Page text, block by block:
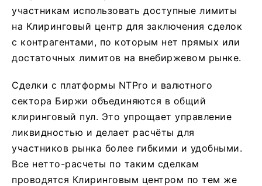
участникам использовать доступные лимиты
на Клиринговый центр для заключения сделок
с контрагентами, по которым нет прямых или
достаточных лимитов на внебиржевом рынке.
Сделки с платформы NTPro и валютного
сектора Биржи объединяются в общий
клиринговый пул. Это упрощает управление
ликвидностью и делает расчёты для
участников рынка более гибкими и удобными.
Все нетто-расчеты по таким сделкам
проводятся Клиринговым центром по тем же